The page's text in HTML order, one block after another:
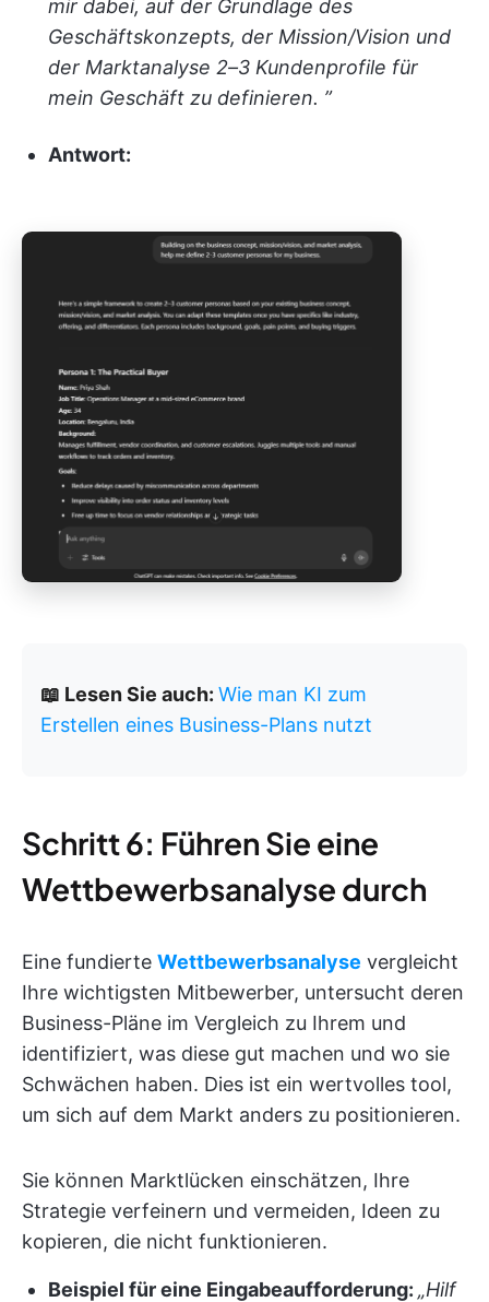
mir dabei, auf der Grundlage des
Geschäftskonzepts, der Mission/Vision und
der Marktanalyse 2–3 Kundenprofile für
mein Geschäft zu definieren. ”
Antwort:
📖 Lesen Sie auch: Wie man KI zum
Erstellen eines Business-Plans nutzt
Schritt 6: Führen Sie eine
Wettbewerbsanalyse durch
Eine fundierte Wettbewerbsanalyse vergleicht
Ihre wichtigsten Mitbewerber, untersucht deren
Business-Pläne im Vergleich zu Ihrem und
identifiziert, was diese gut machen und wo sie
Schwächen haben. Dies ist ein wertvolles tool,
um sich auf dem Markt anders zu positionieren.
Sie können Marktlücken einschätzen, Ihre
Strategie verfeinern und vermeiden, Ideen zu
kopieren, die nicht funktionieren.
Beispiel für eine Eingabeaufforderung: „Hilf